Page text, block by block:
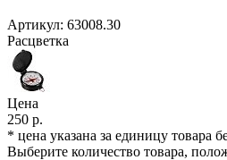
Артикул: 63008.30
Расцветка
Цена
250 р.
* цена указана за единицу товара
Выберите количество товара,